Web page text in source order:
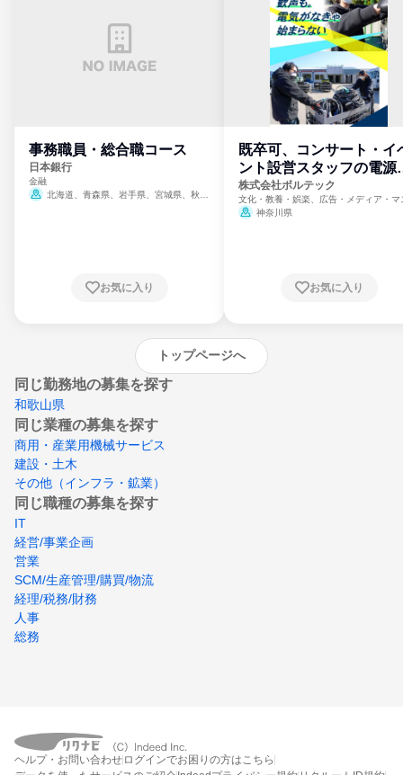
事務職員・総合職コース
日本銀行
金融
北海道、青森県、岩手県、宮城県、秋田
崎県、熊本県、大分県、宮崎県、鹿児島県、
お気に入り
既卒可、コンサート・イ
ント設営スタッフの電源
門
株式会社ボルテック
文化・教養・娯楽、広告・メディア・マ
ミ、電力・ガス・水道・エネルギー
神奈川県
お気に入り
トップページへ
同じ勤務地の募集を探す
和歌山県
同じ業種の募集を探す
商用・産業用機械サービス
建設・土木
その他（インフラ・鉱業）
同じ職種の募集を探す
IT
経営/事業企画
営業
SCM/生産管理/購買/物流
経理/税務/財務
人事
総務
ヘルプ・お問い合わせ ログインでお困りの方はこちら